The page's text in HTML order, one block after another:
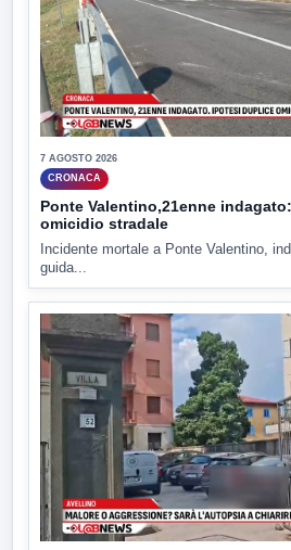
7 AGOSTO 2026
CRONACA
Ponte Valentino,21enne
omicidio stradale
Incidente mortale a Ponte Valentino,
guida...